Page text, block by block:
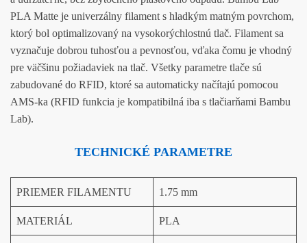
PLA Matte je univerzálny filament s hladkým matným povrchom,
ktorý bol optimalizovaný na vysokorýchlostnú tlač. Filament sa
vyznačuje dobrou tuhosťou a pevnosťou, vďaka čomu je vhodný
pre väčšinu požiadaviek na tlač. Všetky parametre tlače sú
zabudované do RFID, ktoré sa automaticky načítajú pomocou
AMS-ka (RFID funkcia je kompatibilná iba s tlačiarňami Bambu
Lab).
TECHNICKÉ PARAMETRE
PRIEMER FILAMENTU 1.75 mm
MATERIÁL PLA